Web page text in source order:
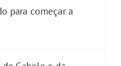
para começar a